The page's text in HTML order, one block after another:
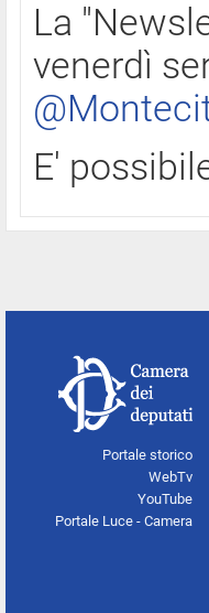
La
venerdì
E'
Portale storico
WebTv
YouTube
Portale Luce - Camera